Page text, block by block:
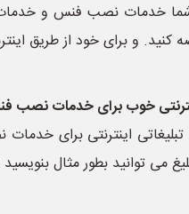
خدمات نصب فنس و خدمات
کنید. و برای خود از طریق
خوب برای خدمات نصب
اینترنتی برای
می توانید بطور مثال